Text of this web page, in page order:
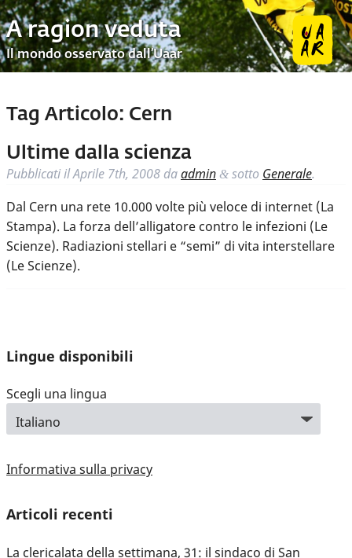
A ragion veduta
Il mondo osservato dall’Uaar
Tag Articolo: Cern
Ultime dalla scienza
Pubblicati ilAprile 7th, 2008 daadmin & sotto Generale.
Dal Cern una rete 10.000 volte più veloce di internet (La
Stampa). La forza dell’alligatore contro le infezioni (Le
Scienze). Radiazioni stellari e “semi” di vita interstellare
(Le Scienze).
Lingue disponibili
Scegli una lingua
Informativa sulla privacy
Articoli recenti
La clericalata della settimana, 31: il sindaco di San